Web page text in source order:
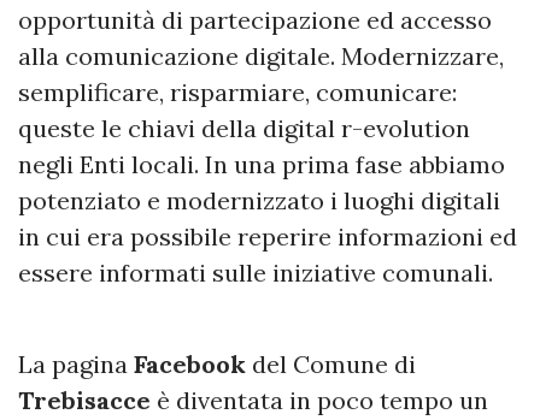
opportunità di partecipazione ed accesso
alla comunicazione digitale. Modernizzare,
semplificare, risparmiare, comunicare:
queste le chiavi della digital r-evolution
negli Enti locali. In una prima fase abbiamo
potenziato e modernizzato i luoghi digitali
in cui era possibile reperire informazioni ed
essere informati sulle iniziative comunali.
La pagina Facebook del Comune di
Trebisacce è diventata in poco tempo un